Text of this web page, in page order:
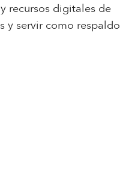
recursos digitales de
y servir como respaldo